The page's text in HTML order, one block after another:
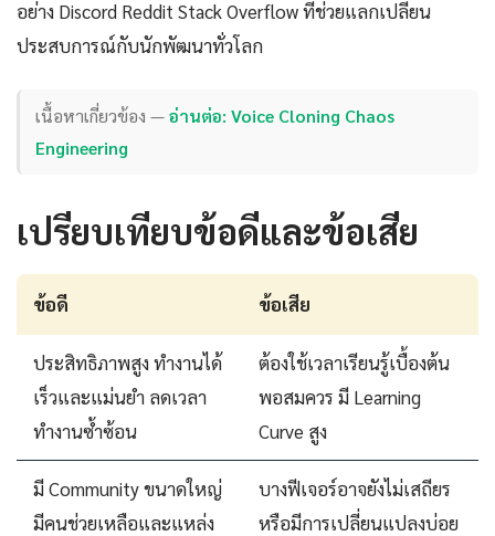
อย่าง Discord Reddit Stack Overflow ที่ช่วยแลกเปลี่ยน
ประสบการณ์กับนักพัฒนาทั่วโลก
เนื้อหาเกี่ยวข้อง —อ่านต่อ: Voice Cloning Chaos
Engineering
เปรียบเทียบข้อดีและข้อเสีย
ข้อดี ข้อเสีย
ประสิทธิภาพสูง ทำงานได้
เร็วและแม่นยำ ลดเวลา
ทำงานซ้ำซ้อน
ต้องใช้เวลาเรียนรู้เบื้องต้น
พอสมควร มี Learning
Curve สูง
มี Community ขนาดใหญ่
มีคนช่วยเหลือและแหล่ง
บางฟีเจอร์อาจยังไม่เสถียร
หรือมีการเปลี่ยนแปลงบ่อย